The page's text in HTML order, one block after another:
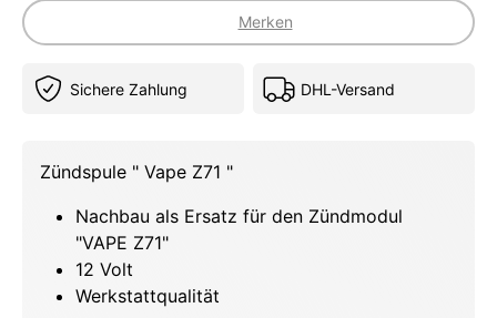
Merken
Sichere Zahlung DHL-Versand
Zündspule " Vape Z71 "
Nachbau als Ersatz für den Zündmodul
"VAPE Z71"
12 Volt
Werkstattqualität